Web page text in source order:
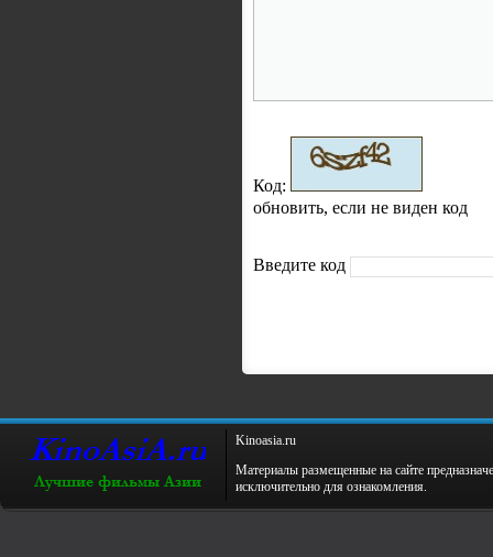
Код:
обновить, если не виден код
Введите код
Kinoаsiа.ru
Материалы размещенные на сайте
исключительно для ознакомления.